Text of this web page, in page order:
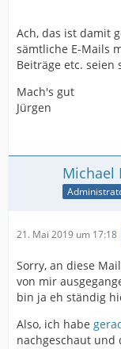
Ach, das ist damit
sämtliche E-Mails
Beiträge etc.
Mach's gut
Jürgen
Michael
21. Mai 2019 um 17:18
Sorry, an diese
von mir
bin ja eh ständig
Also, ich habe
nachgeschaut